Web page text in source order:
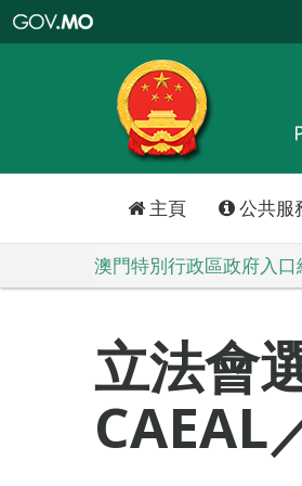
特
政
區
政
口
主頁 公共服
澳門特別行政區政府入口
立法會
CAEAL